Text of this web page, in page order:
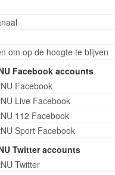
om op de hoogte te blijven
Facebook accounts
Facebook
Live Facebook
112 Facebook
Sport Facebook
Twitter accounts
Twitter